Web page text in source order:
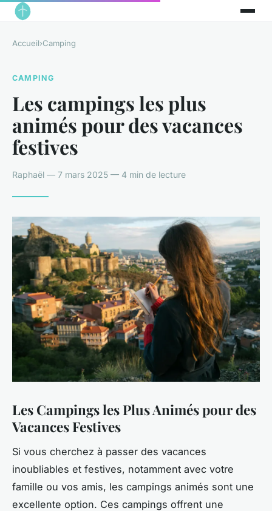
Accueil›Camping
CAMPING
Les campings les plus
animés pour des vacances
festives
Raphaël — 7 mars 2025 — 4 min de lecture
Les Campings les Plus Animés pour des
Vacances Festives
Si vous cherchez à passer des vacances
inoubliables et festives, notamment avec votre
famille ou vos amis, les campings animés sont une
excellente option. Ces campings offrent une